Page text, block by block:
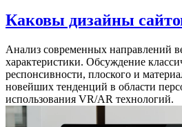
Каковы дизайны
Анализ современных направлений
характеристики. Обсуждение
респонсивности, плоского и
новейших тенденций в области
использования VR/AR технологий.